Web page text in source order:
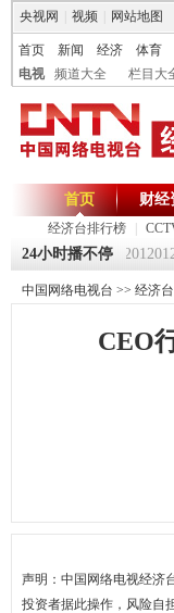
央视网 视频 网站地图
首页 新闻 经济 体育
电视
频道大全 栏目大
首页
经济台排行榜
财经
24小时播不停
《第一时间》 20120125
中国网络电视台 >> 经济台
CEO
声明：中国网络电视经济
投资者据此操作，风险自担